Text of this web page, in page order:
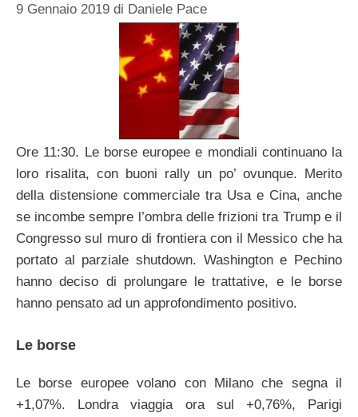
9 Gennaio 2019 di Daniele Pace
Ore 11:30. Le borse europee e mondiali continuano la
loro risalita, con buoni rally un po’ ovunque. Merito
della distensione commerciale tra Usa e Cina, anche
se incombe sempre l’ombra delle frizioni tra Trump e il
Congresso sul muro di frontiera con il Messico che ha
portato al parziale shutdown. Washington e Pechino
hanno deciso di prolungare le trattative, e le borse
hanno pensato ad un approfondimento positivo.
Le borse
Le borse europee volano con Milano che segna il
+1,07%. Londra viaggia ora sul +0,76%, Parigi